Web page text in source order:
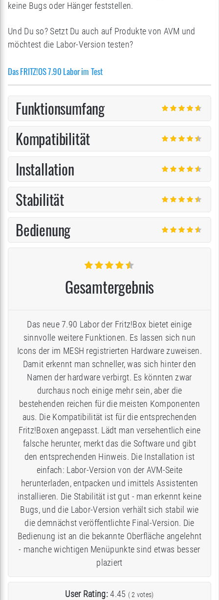
keine Bugs oder Hänger feststellen.
Und Du so? Setzt Du auch auf Produkte von AVM und
möchtest die Labor-Version testen?
Das FRITZ!OS 7.90 Labor im Test
Funktionsumfang
Kompatibilität
Installation
Stabilität
Bedienung
Gesamtergebnis
Das neue 7.90 Labor der Fritz!Box bietet einige
sinnvolle weitere Funktionen. Es lassen sich nun
Icons der im MESH registrierten Hardware zuweisen.
Damit erkennt man schneller, was sich hinter den
Namen der hardware verbirgt. Es könnten zwar
durchaus noch einige mehr sein, aber die
bestehenden reichen für die meisten Komponenten
aus. Die Kompatibilität ist für die entsprechenden
Fritz!Boxen angepasst. Lädt man versehentlich eine
falsche herunter, merkt das die Software und gibt
den entsprechenden Hinweis. Die Installation ist
einfach: Labor-Version von der AVM-Seite
herunterladen, entpacken und imittels Assistenten
installieren. Die Stabilität ist gut - man erkennt keine
Bugs, und die Labor-Version verhält sich stabil wie
die demnächst veröffentlichte Final-Version. Die
Bedienung ist an die bekannte Oberfläche angelehnt
- manche wichtigen Menüpunkte sind etwas besser
plaziert
User Rating:4.45 (2 votes)